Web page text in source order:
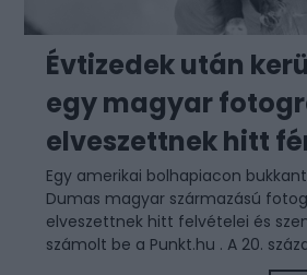
Évtizedek után
egy magyar
elveszettnek hitt
Egy amerikai bolhapiacon
Dumas magyar származású
elveszettnek hitt felvételei és
számolt be a Punkt.hu . A 20.